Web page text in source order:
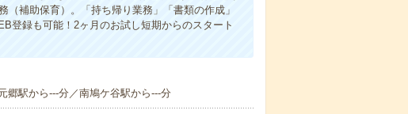
補助保育）。「持ち帰り業務」「書類の作成」
登録も可能！2ヶ月のお試し短期からのスタート
郷駅から---分／南鳩ケ谷駅から---分